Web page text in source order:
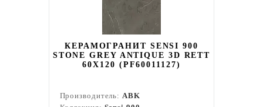
КЕРАМОГРАНИТ SENSI 900
STONE GREY ANTIQUE 3D RETT
60X120 (PF60011127)
Производитель:ABK